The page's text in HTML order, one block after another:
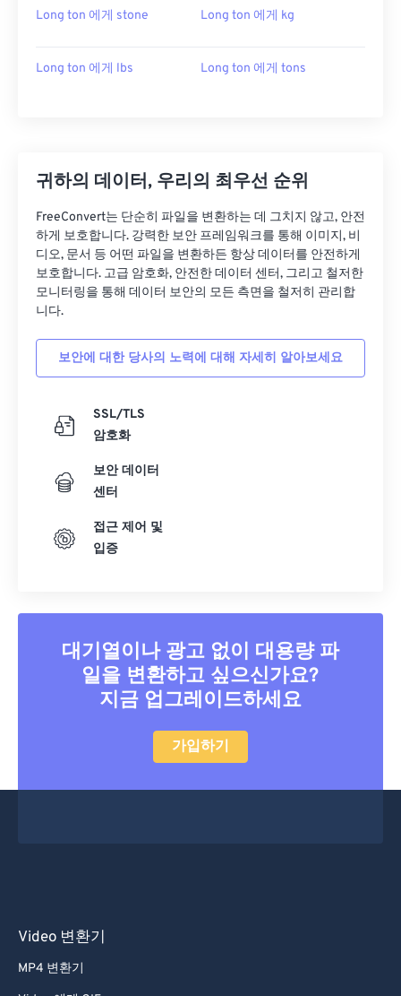
Long ton 에게 stone Long ton 에게 kg
Long ton 에게 lbs Long ton 에게 tons
귀하의 데이터, 우리의 최우선 순위
FreeConvert는 단순히 파일을 변환하는 데 그치지 않고, 안전
하게 보호합니다. 강력한 보안 프레임워크를 통해 이미지, 비
디오, 문서 등 어떤 파일을 변환하든 항상 데이터를 안전하게
보호합니다. 고급 암호화, 안전한 데이터 센터, 그리고 철저한
모니터링을 통해 데이터 보안의 모든 측면을 철저히 관리합
니다.
보안에 대한 당사의 노력에 대해 자세히 알아보세요
SSL/TLS
암호화
보안 데이터
센터
접근 제어 및
입증
대기열이나 광고 없이 대용량 파
일을 변환하고 싶으신가요?
지금 업그레이드하세요
가입하기
Video 변환기
MP4 변환기